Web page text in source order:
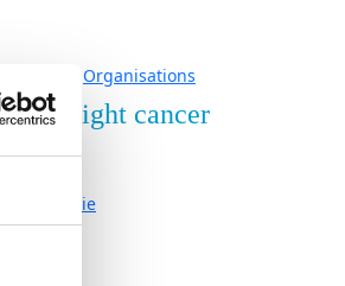
Organisations
Over Fight cancer
Organisatie
Vacatures